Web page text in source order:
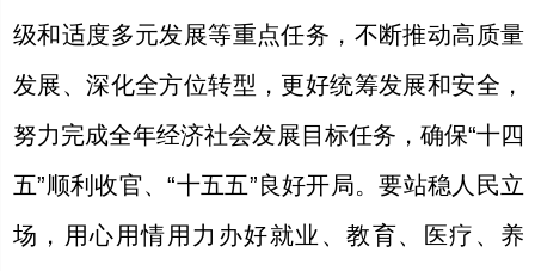
级和适度多元发展等重点任务，不断推动高质量
发展、深化全方位转型，更好统筹发展和安全，
努力完成全年经济社会发展目标任务，确保“十四
五”顺利收官、“十五五”良好开局。要站稳人民立
场，用心用情用力办好就业、教育、医疗、养